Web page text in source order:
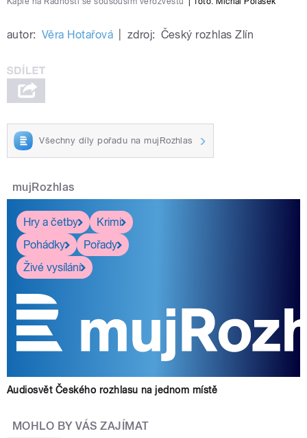
autor: Věra Hotařová zdroj: Český rozhlas Zlín
Všechny díly pořadu na mujRozhlas
mujRozhlas
Hry a četby
Krimi
Pohádky
Pořady
Živé vysílání
Audiosvět Českého rozhlasu na jednom místě
MOHLO BY VÁS ZAJÍMAT